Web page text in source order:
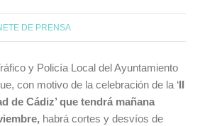
DE PRENSA
y Policía Local del Ayuntamiento
con motivo de la celebración de la ‘II
de Cádiz’ que tendrá mañana
habrá cortes y desvíos de